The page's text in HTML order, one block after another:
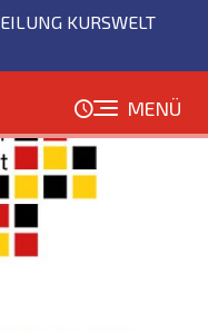
KURSWELT
MENÜ